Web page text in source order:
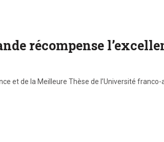
récompense
et de la Meilleure Thèse de l’Université